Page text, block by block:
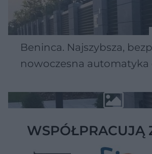
Beninca. Najszybsza,
nowoczesna automatyka
WSPÓŁPRACUJĄ